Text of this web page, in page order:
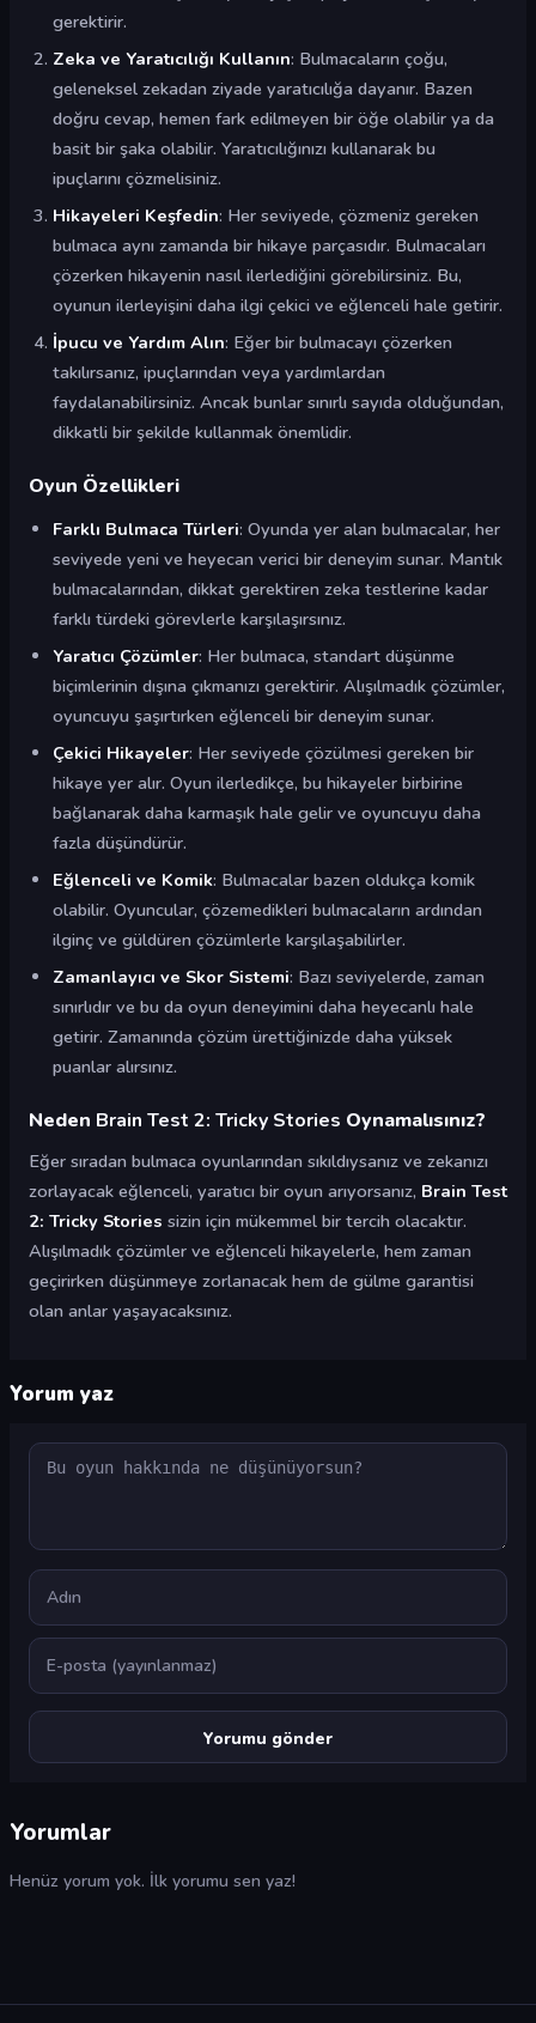
gerektirir.
Zeka ve Yaratıcılığı Kullanın: Bulmacaların çoğu,
geleneksel zekadan ziyade yaratıcılığa dayanır. Bazen
doğru cevap, hemen fark edilmeyen bir öğe olabilir ya da
basit bir şaka olabilir. Yaratıcılığınızı kullanarak bu
ipuçlarını çözmelisiniz.
Hikayeleri Keşfedin: Her seviyede, çözmeniz gereken
bulmaca aynı zamanda bir hikaye parçasıdır. Bulmacaları
çözerken hikayenin nasıl ilerlediğini görebilirsiniz. Bu,
oyunun ilerleyişini daha ilgi çekici ve eğlenceli hale getirir.
İpucu ve Yardım Alın: Eğer bir bulmacayı çözerken
takılırsanız, ipuçlarından veya yardımlardan
faydalanabilirsiniz. Ancak bunlar sınırlı sayıda olduğundan,
dikkatli bir şekilde kullanmak önemlidir.
Oyun Özellikleri
Farklı Bulmaca Türleri: Oyunda yer alan bulmacalar, her
seviyede yeni ve heyecan verici bir deneyim sunar. Mantık
bulmacalarından, dikkat gerektiren zeka testlerine kadar
farklı türdeki görevlerle karşılaşırsınız.
Yaratıcı Çözümler: Her bulmaca, standart düşünme
biçimlerinin dışına çıkmanızı gerektirir. Alışılmadık çözümler,
oyuncuyu şaşırtırken eğlenceli bir deneyim sunar.
Çekici Hikayeler: Her seviyede çözülmesi gereken bir
hikaye yer alır. Oyun ilerledikçe, bu hikayeler birbirine
bağlanarak daha karmaşık hale gelir ve oyuncuyu daha
fazla düşündürür.
Eğlenceli ve Komik: Bulmacalar bazen oldukça komik
olabilir. Oyuncular, çözemedikleri bulmacaların ardından
ilginç ve güldüren çözümlerle karşılaşabilirler.
Zamanlayıcı ve Skor Sistemi: Bazı seviyelerde, zaman
sınırlıdır ve bu da oyun deneyimini daha heyecanlı hale
getirir. Zamanında çözüm ürettiğinizde daha yüksek
puanlar alırsınız.
Neden Brain Test 2: Tricky Stories Oynamalısınız?
Eğer sıradan bulmaca oyunlarından sıkıldıysanız ve zekanızı
zorlayacak eğlenceli, yaratıcı bir oyun arıyorsanız, Brain Test
2: Tricky Stories sizin için mükemmel bir tercih olacaktır.
Alışılmadık çözümler ve eğlenceli hikayelerle, hem zaman
geçirirken düşünmeye zorlanacak hem de gülme garantisi
olan anlar yaşayacaksınız.
Yorum yaz
Yorum
Ad
E-posta
Yorumlar
Henüz yorum yok. İlk yorumu sen yaz!